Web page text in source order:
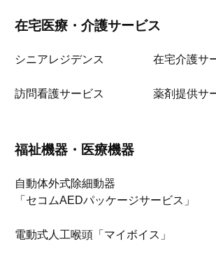
在宅医療・介護サービス
シニアレジデンス 在宅介護サ
訪問看護サービス 薬剤提供サ
福祉機器・医療機器
自動体外式除細動器
「セコムAEDパッケージサービス」
電動式人工喉頭「マイボイス」